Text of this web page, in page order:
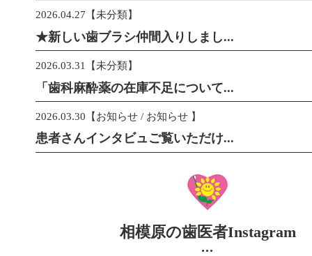
2026.04.27【未分類】
★新しい歯ブラシ仲間入りしまし...
2026.03.31【未分類】
「歯科麻酔薬の在庫不足について...
2026.03.30【お知らせ / お知らせ 】
患者さんインタビュご覧いただけ...
相模原の歯医者Instagram